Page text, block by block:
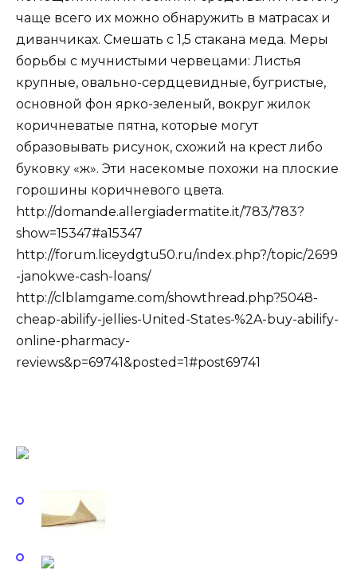
чаще всего их можно обнаружить в матрасах и
диванчиках. Смешать с 1,5 стакана меда. Меры
борьбы с мучнистыми червецами: Листья
крупные, овально-сердцевидные, бугристые,
основной фон ярко-зеленый, вокруг жилок
коричневатые пятна, которые могут
образовывать рисунок, схожий на крест либо
буковку «ж». Эти насекомые похожи на плоские
горошины коричневого цвета.
http://domande.allergiadermatite.it/783/783?
show=15347#a15347
http://forum.liceydgtu50.ru/index.php?/topic/2699
-janokwe-cash-loans/
http://clblamgame.com/showthread.php?5048-
cheap-abilify-jellies-United-States-%2A-buy-abilify-
online-pharmacy-
reviews&p=69741&posted=1#post69741